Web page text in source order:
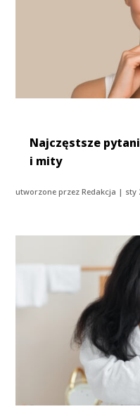
Najczęstsze
i mity
utworzone przezRedakcja | sty